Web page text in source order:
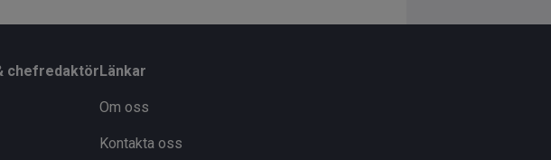
chefredaktörLänkar
Om oss
Kontakta oss